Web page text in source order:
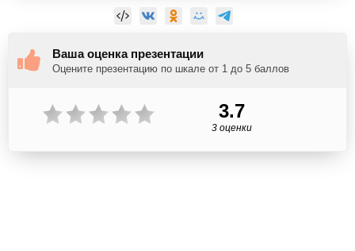
Ваша оценка презентации
Оцените презентацию по шкале от 1 до 5 баллов
3.7
3 оценки